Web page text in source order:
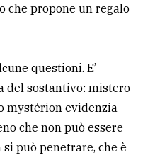
che propone un regalo
questioni. E’
del sostantivo: mistero
mystérion evidenzia
che non può essere
può penetrare, che è